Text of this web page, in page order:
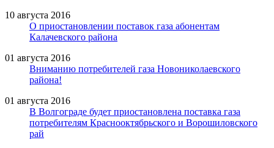
10 августа 2016
О приостановлении поставок газа абонентам
Калачевского района
01 августа 2016
Вниманию потребителей газа Новониколаевского
района!
01 августа 2016
В Волгограде будет приостановлена поставка газа
потребителям Краснооктябрьского и Ворошиловского
рай